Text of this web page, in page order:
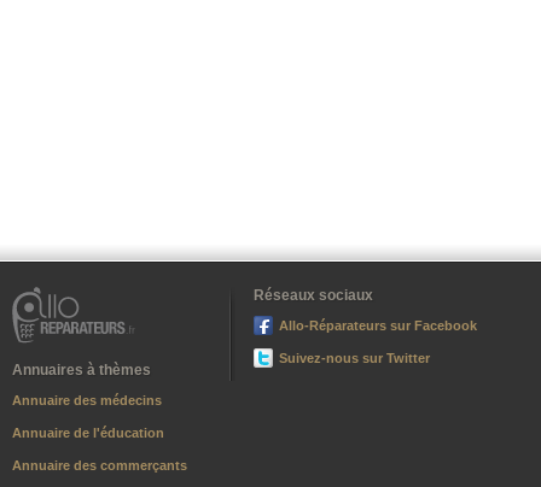
Annuaires à thèmes
Annuaire des médecins
Annuaire de l'éducation
Annuaire des commerçants
Réseaux sociaux
Allo-Réparateurs sur Facebook
Suivez-nous sur Twitter